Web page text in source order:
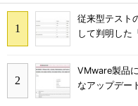
従来型テスト
して判明した
VMware製品
なアップデー